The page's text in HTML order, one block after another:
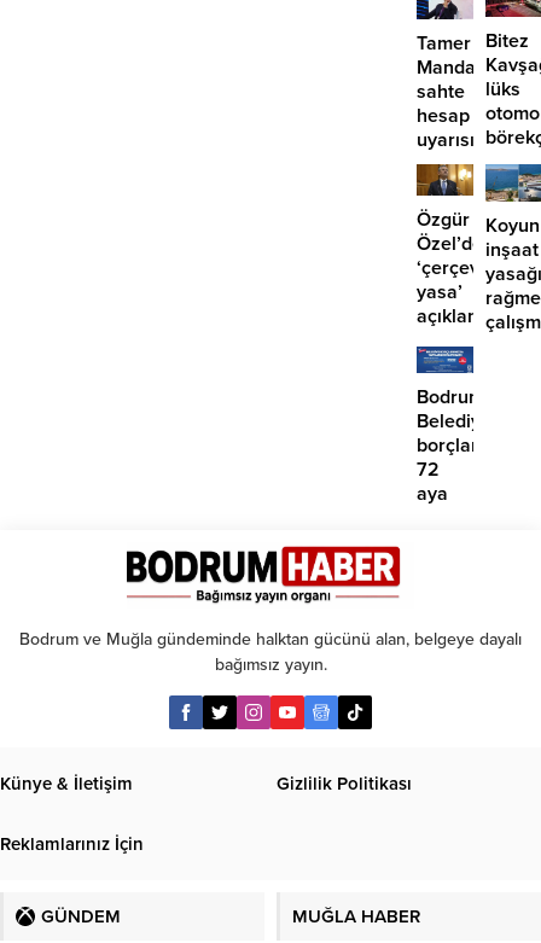
Tamer
sahte
hesap
uyarısı
Bitez
lüks
girdi:
2
Özgür
Özel’den
‘çerçeve
yasa’
açıklaması:
atma
çabamız
yok’
inşaat
Bodrum
borçlara
72
aya
Bodrum ve Muğla gündeminde halktan gücünü alan, belgeye dayalı
bağımsız yayın.
Künye & İletişim Gizlilik Politikası
Reklamlarınız İçin
GÜNDEM MUĞLA HABER